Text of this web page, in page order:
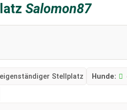
Salomon87
eigenständiger Stellplatz Hunde: